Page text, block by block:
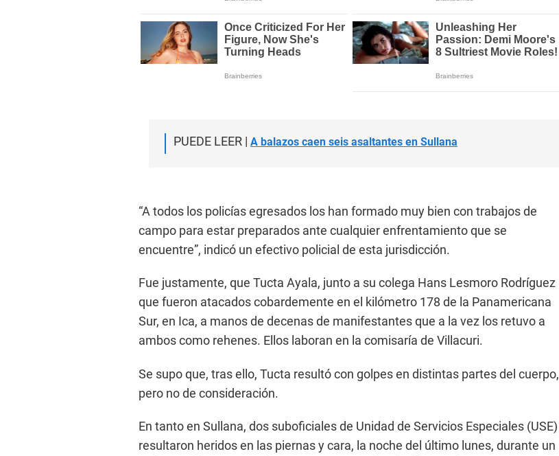
PUEDE LEER | A balazos caen seis asaltantes en Sullana
“A todos los policías egresados los han formado muy bien con trabajos de
campo para estar preparados ante cualquier enfrentamiento que se
encuentre”, indicó un efectivo policial de esta jurisdicción.
Fue justamente, que Tucta Ayala, junto a su colega Hans Lesmoro Rodríguez
que fueron atacados cobardemente en el kilómetro 178 de la Panamericana
Sur, en Ica, a manos de decenas de manifestantes que a la vez los retuvo a
ambos como rehenes. Ellos laboran en la comisaría de Villacuri.
Se supo que, tras ello, Tucta resultó con golpes en distintas partes del cuerpo,
pero no de consideración.
En tanto en Sullana, dos suboficiales de Unidad de Servicios Especiales (USE)
resultaron heridos en las piernas y cara, la noche del último lunes, durante un